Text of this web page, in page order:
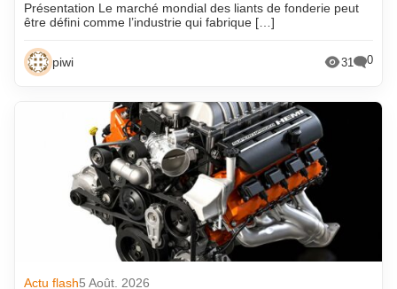
Présentation Le marché mondial des liants de fonderie peut
être défini comme l’industrie qui fabrique […]
piwi 31 0
Actu flash5 Août. 2026